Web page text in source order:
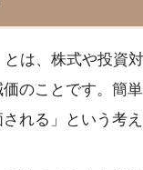
は、株式や投資
のことです。簡
れる」という考え